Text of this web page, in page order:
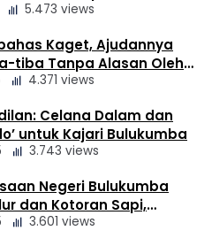
kebijakan tersebut.
menulis, “Agak lain Pasar
Oloan
5.473 views
Kaget, Ajudannya
tiba Tanpa Alasan Oleh
4.371 views
Celana Dalam dan
untuk Kajari Bulukumba
3.743 views
Negeri Bulukumba
dan Kotoran Sapi,
Lakalantas Tuntut
3.601 views